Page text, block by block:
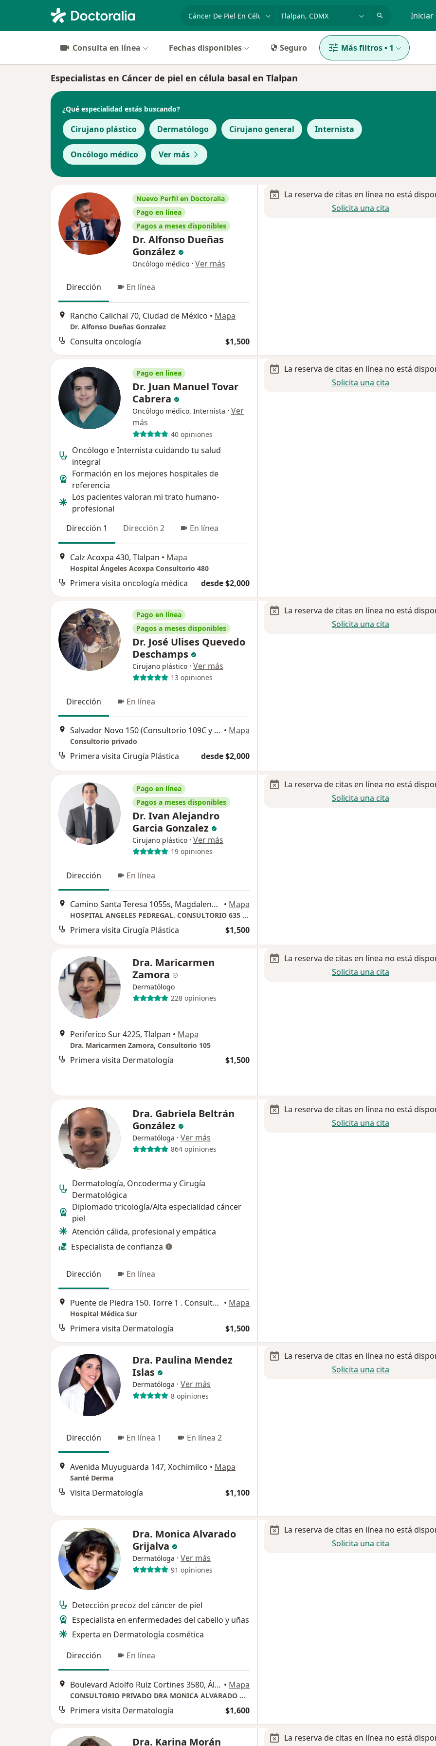
especialidad, enfermedad o nombre Iniciar
Consulta en línea Fechas disponibles Seguro Más filtros• 1
Especialistas en Cáncer de piel en célula basal en Tlalpan
¿Qué especialidad estás buscando?
Cirujano plástico Dermatólogo Cirujano general Internista
Oncólogo médico Ver más
Nuevo Perfil en Doctoralia
Pago en línea
Pagos a meses disponibles
Dr. Alfonso Dueñas
González
Oncólogo médico · Ver más
Dirección En línea
Rancho Calichal 70, Ciudad de México • Mapa
Dr. Alfonso Dueñas Gonzalez
Consulta oncología $1,500
La reserva de citas en línea no está
Solicita una cita
Pago en línea
Dr. Juan Manuel Tovar
Cabrera
Oncólogo médico, Internista · Ver
más
40 opiniones
Oncólogo e Internista cuidando tu salud
integral
Formación en los mejores hospitales de
referencia
Los pacientes valoran mi trato humano-
profesional
Dirección 1
Dirección 2 En línea
Calz Acoxpa 430, Tlalpan • Mapa
Hospital Ángeles Acoxpa Consultorio 480
Primera visita oncología médica desde $2,000
La reserva de citas en línea no está
Solicita una cita
Pago en línea
Pagos a meses disponibles
Dr. José Ulises Quevedo
Deschamps
Cirujano plástico · Ver más
13 opiniones
Dirección En línea
Salvador Novo 150 (Consultorio 109C y D), Coyoacán • Mapa
Consultorio privado
Primera visita Cirugía Plástica desde $2,000
La reserva de citas en línea no está
Solicita una cita
Pago en línea
Pagos a meses disponibles
Dr. Ivan Alejandro
Garcia Gonzalez
Cirujano plástico · Ver más
19 opiniones
Dirección En línea
Camino Santa Teresa 1055s, Magdalena Contreras • Mapa
HOSPITAL ANGELES PEDREGAL. CONSULTORIO 635 TORRE ANGELES.
Primera visita Cirugía Plástica $1,500
La reserva de citas en línea no está
Solicita una cita
Dra. Maricarmen
Zamora
Dermatólogo
228 opiniones
Periferico Sur 4225, Tlalpan • Mapa
Dra. Maricarmen Zamora, Consultorio 105
Primera visita Dermatología $1,500
La reserva de citas en línea no está
Solicita una cita
Dra. Gabriela Beltrán
González
Dermatóloga · Ver más
864 opiniones
Dermatología, Oncoderma y Cirugía
Dermatológica
Diplomado tricología/Alta especialidad cáncer
piel
Atención cálida, profesional y empática
Especialista de confianza
Dirección En línea
Puente de Piedra 150. Torre 1 . Consultorio 413-414, • Mapa
Hospital Médica Sur
Primera visita Dermatología $1,500
La reserva de citas en línea no está
Solicita una cita
Dra. Paulina Mendez
Islas
Dermatóloga · Ver más
8 opiniones
Dirección En línea 1 En línea 2
Avenida Muyuguarda 147, Xochimilco • Mapa
Santé Derma
Visita Dermatología $1,100
La reserva de citas en línea no está
Solicita una cita
Dra. Monica Alvarado
Grijalva
Dermatóloga · Ver más
91 opiniones
Detección precoz del cáncer de piel
Especialista en enfermedades del cabello y uñas
Experta en Dermatología cosmética
Dirección
En línea
Boulevard Adolfo Ruiz Cortines 3580, Álvaro Obregón • Mapa
CONSULTORIO PRIVADO DRA MONICA ALVARADO GRIJALVA
Primera visita Dermatología $1,600
La reserva de citas en línea no está
Solicita una cita
Dra. Karina Morán
La reserva de citas en línea no está